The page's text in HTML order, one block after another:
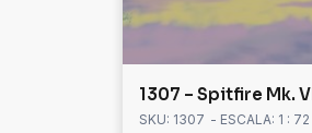
1307 – Spitfire Mk. VI
SKU: 1307 - ESCALA: 1 : 72